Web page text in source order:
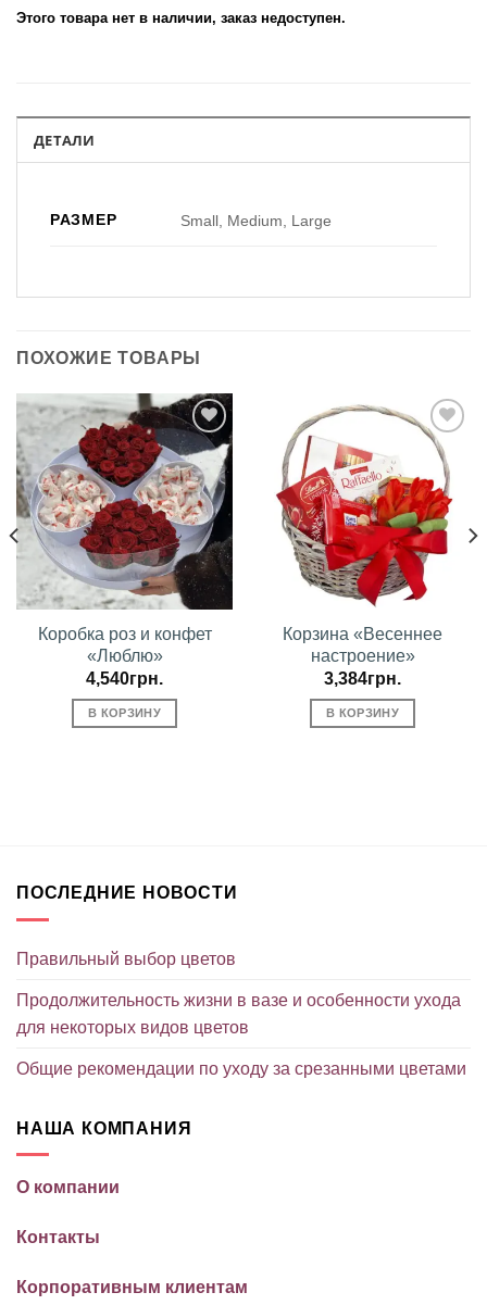
Этого товара нет в наличии, заказ недоступен.
ДЕТАЛИ
РАЗМЕР Small, Medium, Large
ПОХОЖИЕ ТОВАРЫ
В
избранное
Коробка роз и конфет
«Люблю»
4,540грн.
В КОРЗИНУ
избранное
Корзина «Весеннее
настроение»
3,384грн.
В КОРЗИНУ
ПОСЛЕДНИЕ НОВОСТИ
Правильный выбор цветов
Продолжительность жизни в вазе и особенности ухода
для некоторых видов цветов
Общие рекомендации по уходу за срезанными цветами
НАША КОМПАНИЯ
О компании
Контакты
Корпоративным клиентам